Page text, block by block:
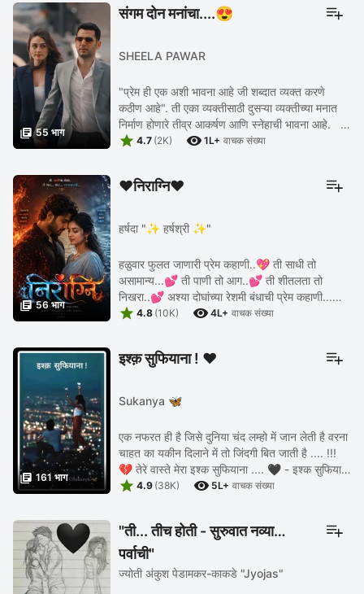
 55 भाग
संगम दोन मनांचा....😍
SHEELA PAWAR
"प्रेम ही एक अशी भावना आहे जी शब्दात व्यक्त करणे
कठीण आहे". ती एका व्यक्तीसाठी दुसऱ्या व्यक्तीच्या मनात
निर्माण होणारे तीव्र आकर्षण आणि स्नेहाची भावना आहे.
"प्रेम आपल्याला आधार देते आणि ...
 4.7 (2K)  1L+ वाचक संख्या
 56 भाग
❤️निराग्नि❤️
हर्षदा "✨ हर्षश्री ✨"
हळुवार फुलत जाणारी प्रेम कहाणी..💖 ती साधी तो
असामान्य...💕 ती पाणी तो आग..💕 ती शीतलता तो
निखरा..💕 अश्या दोघांच्या रेशमी बंधाची प्रेम कहाणी...❤️
❤️❤️
 4.8 (10K)  4L+ वाचक संख्या
 161 भाग
इश्क़ सुफियाना ! ❤️
Sukanya 🦋
एक नफरत ही है जिसे दुनिया चंद लम्हो में जान लेती है वरना
चाहत का यकीन दिलाने में तो जिंदगी बित जाती है .... !!!
💔 तेरे वास्ते मेरा इश्क सुफियाना .... 🖤 - इश्क सुफियाना
.... 💓 -©Sukanya .... 🦋
 4.9 (38K)  5L+ वाचक संख्या
"ती... तीच होती - सुरुवात नव्या
पर्वाची"
ज्योती अंकुश पेडामकर-काकडे "Jyojas"